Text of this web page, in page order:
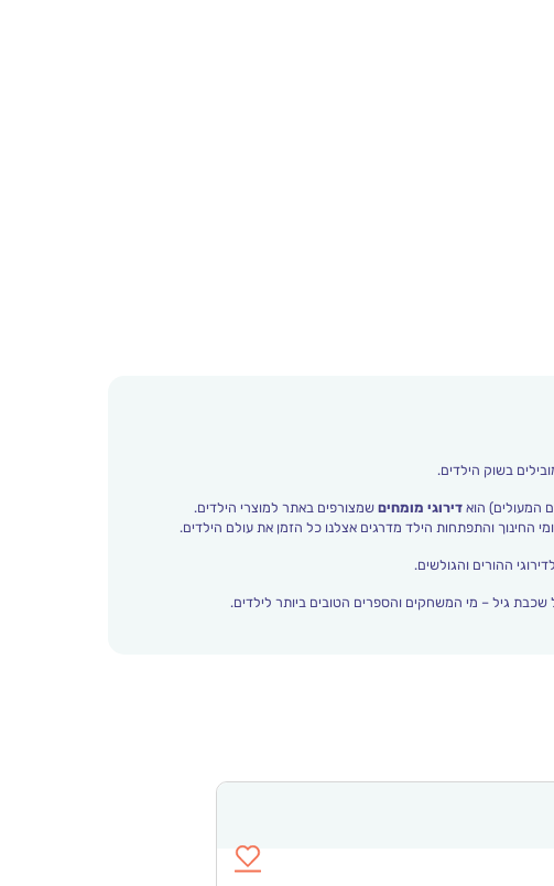
בשוק הילדים.
המעולים) הוא דירוגי מומחיםשמצורפים באתר למוצרי הילדים.
ההורים והגולשים.
גיל – מי המשחקים והספרים הטובים ביותר לילדים.